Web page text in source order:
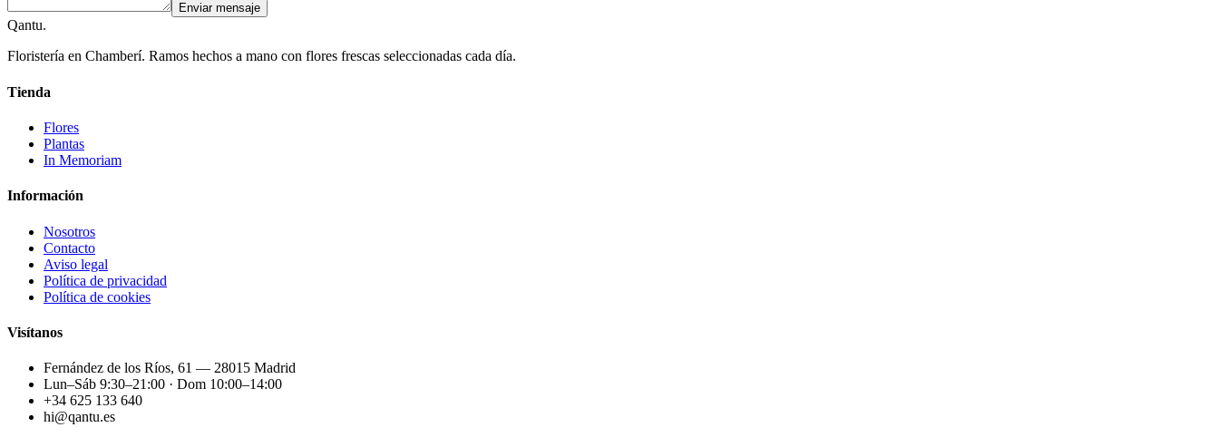
Enviar mensaje
Qantu.
Floristería en Chamberí. Ramos hechos a mano con flores frescas seleccionadas cada día.
Tienda
Flores
Plantas
In Memoriam
Información
Nosotros
Contacto
Aviso legal
Política de privacidad
Política de cookies
Visítanos
Fernández de los Ríos, 61 — 28015 Madrid
Lun–Sáb 9:30–21:00 · Dom 10:00–14:00
+34 625 133 640
hi@qantu.es